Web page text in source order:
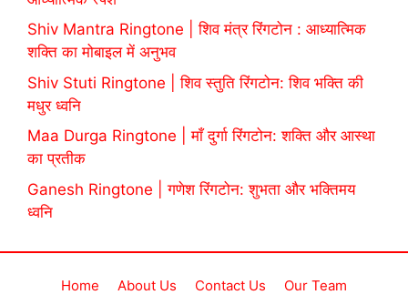
Shiv Mantra Ringtone | शिव मंत्र रिंगटोन : आध्यात्मिक
शक्ति का मोबाइल में अनुभव
Shiv Stuti Ringtone | शिव स्तुति रिंगटोन: शिव भक्ति की
मधुर ध्वनि
Maa Durga Ringtone | माँ दुर्गा रिंगटोन: शक्ति और आस्था
का प्रतीक
Ganesh Ringtone | गणेश रिंगटोन: शुभता और भक्तिमय
ध्वनि
Home About Us Contact Us Our Team